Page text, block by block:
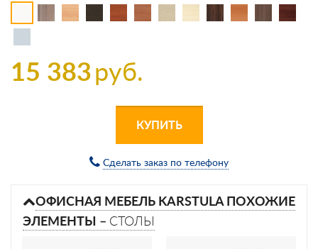
15 383руб.
КУПИТЬ
Сделать заказ по телефону
ОФИСНАЯ МЕБЕЛЬ KARSTULA ПОХОЖИЕ
ЭЛЕМЕНТЫ – СТОЛЫ